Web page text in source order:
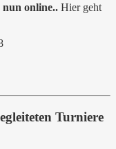
nun online.. Hier geht
Turniere